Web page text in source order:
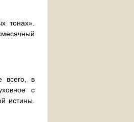
тонах».
всего, в
с
истины.